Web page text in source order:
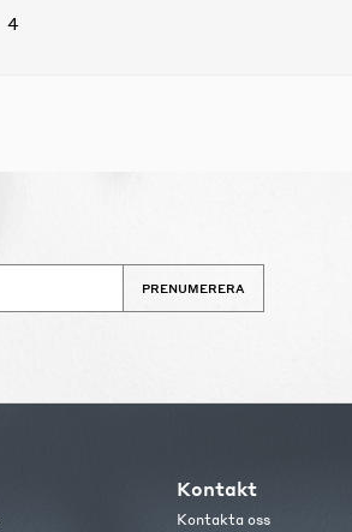
4
PRENUMERERA
Kontakt
Kontakta oss